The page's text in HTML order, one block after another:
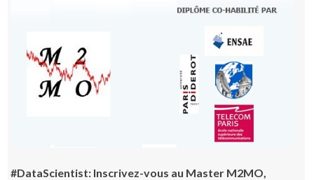
#DataScientist: Inscrivez-vous au Master M2MO,